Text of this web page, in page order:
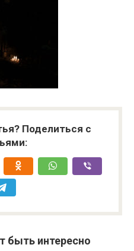
Поделиться с
быть интересно